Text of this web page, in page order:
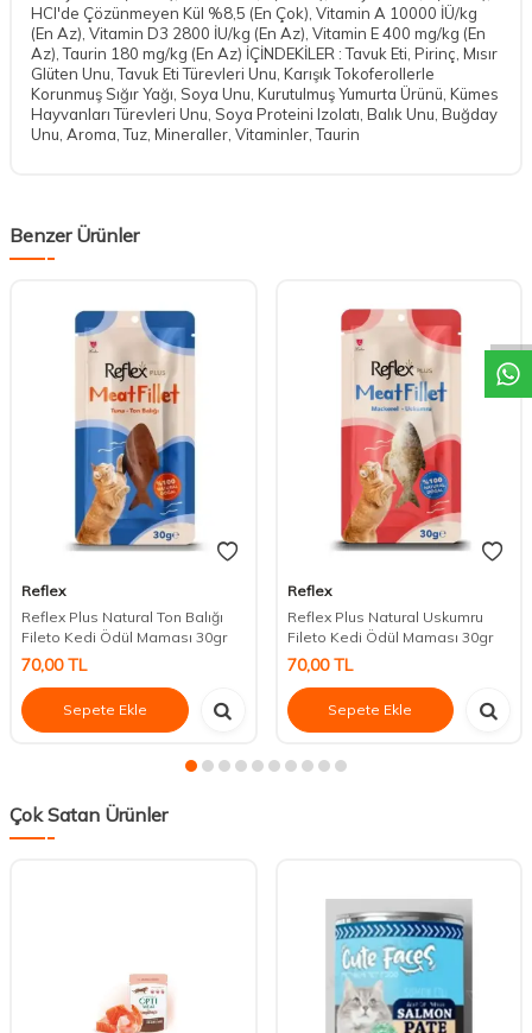
HCI'de Çözünmeyen Kül %8,5 (En Çok), Vitamin A 10000 İÜ/kg
(En Az), Vitamin D3 2800 İU/kg (En Az), Vitamin E 400 mg/kg (En
Az), Taurin 180 mg/kg (En Az) İÇİNDEKİLER : Tavuk Eti, Pirinç, Mısır
Glüten Unu, Tavuk Eti Türevleri Unu, Karışık Tokoferollerle
Korunmuş Sığır Yağı, Soya Unu, Kurutulmuş Yumurta Ürünü, Kümes
Hayvanları Türevleri Unu, Soya Proteini Izolatı, Balık Unu, Buğday
Unu, Aroma, Tuz, Mineraller, Vitaminler, Taurin
Benzer Ürünler
Reflex
Reflex Plus Natural Ton Balığı
Fileto Kedi Ödül Maması 30gr
70,00TL
Sepete Ekle
Reflex
Reflex Plus Natural Uskumru
Fileto Kedi Ödül Maması 30gr
70,00TL
Sepete Ekle
Çok Satan Ürünler